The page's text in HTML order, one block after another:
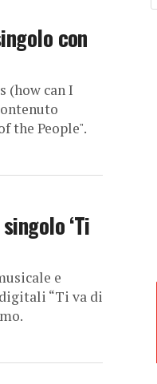
con
(how can I
the People".
‘Ti
e
“Ti va di